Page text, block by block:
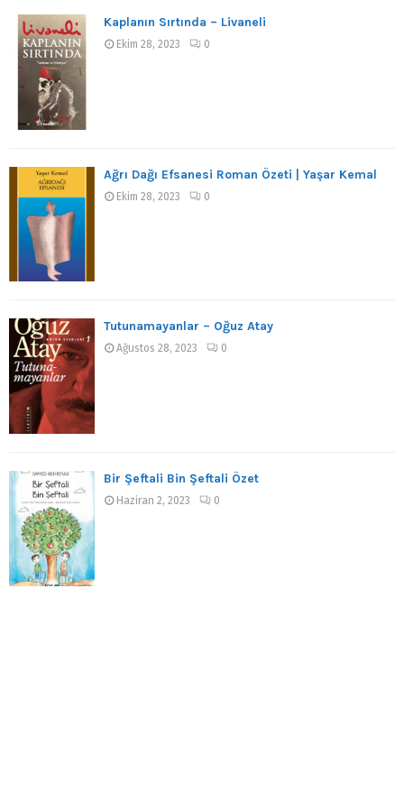
Kaplanın Sırtında – Livaneli
Ekim 28, 2023 0
Ağrı Dağı Efsanesi Roman Özeti | Yaşar Kemal
Ekim 28, 2023 0
Tutunamayanlar – Oğuz Atay
Ağustos 28, 2023 0
Bir Şeftali Bin Şeftali Özet
Haziran 2, 2023 0